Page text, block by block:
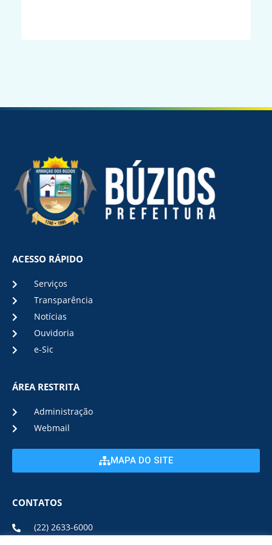
ACESSO RÁPIDO
Serviços
Transparência
Notícias
Ouvidoria
e-Sic
ÁREA RESTRITA
Administração
Webmail
MAPA DO SITE
CONTATOS
(22) 2633-6000